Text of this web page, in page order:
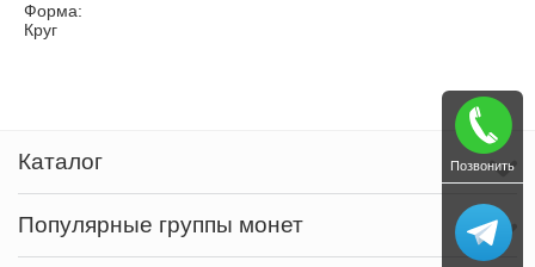
Форма:
Круг
Каталог
Популярные группы монет
Позвонить